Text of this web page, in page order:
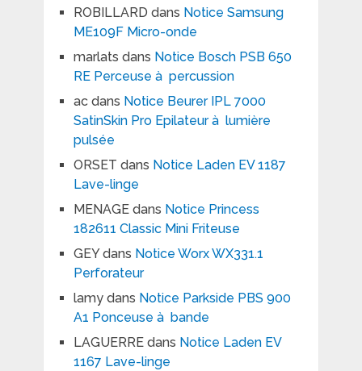
ROBILLARD dans Notice Samsung
ME109F Micro-onde
marlats dans Notice Bosch PSB 650
RE Perceuse à percussion
acdans Notice Beurer IPL 7000
SatinSkin Pro Epilateur à lumière
pulsée
ORSET dans Notice Laden EV 1187
Lave-linge
MENAGEdans Notice Princess
182611 Classic Mini Friteuse
GEYdans Notice Worx WX331.1
Perforateur
lamydans Notice Parkside PBS 900
A1 Ponceuse à bande
LAGUERREdans Notice Laden EV
1167 Lave-linge